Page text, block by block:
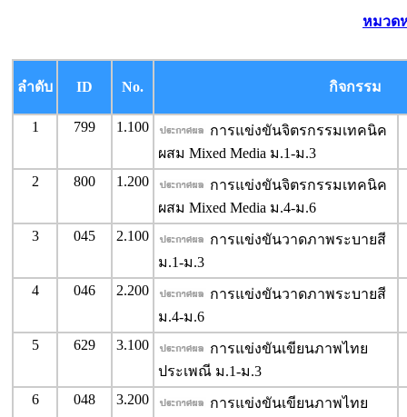
หมวด
ลำดับ ID No. กิจกรรม
1 799 1.100
การแข่งขันจิตรกรรมเทคนิค
ผสม Mixed Media ม.1-ม.3
2
800 1.200
การแข่งขันจิตรกรรมเทคนิค
ผสม Mixed Media ม.4-ม.6
3
045 2.100
การแข่งขันวาดภาพระบายสี
ม.1-ม.3
4
046 2.200
การแข่งขันวาดภาพระบายสี
ม.4-ม.6
5
629 3.100
การแข่งขันเขียนภาพไทย
ประเพณี ม.1-ม.3
6
048 3.200
การแข่งขันเขียนภาพไทย